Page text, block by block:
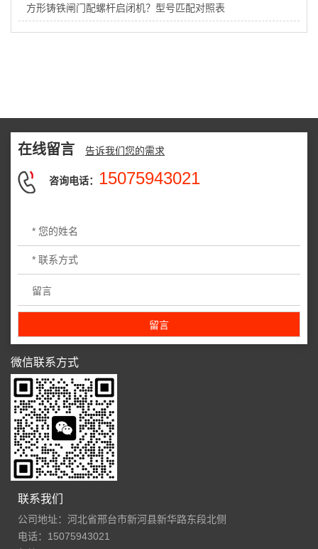
方形铸铁闸门配螺杆启闭机？型号匹配对照表
在线留言 告诉我们您的需求
咨询电话： 15075943021
微信联系方式
联系我们
公司地址：河北省邢台市新河县新华路东段北侧
电话：15075943021